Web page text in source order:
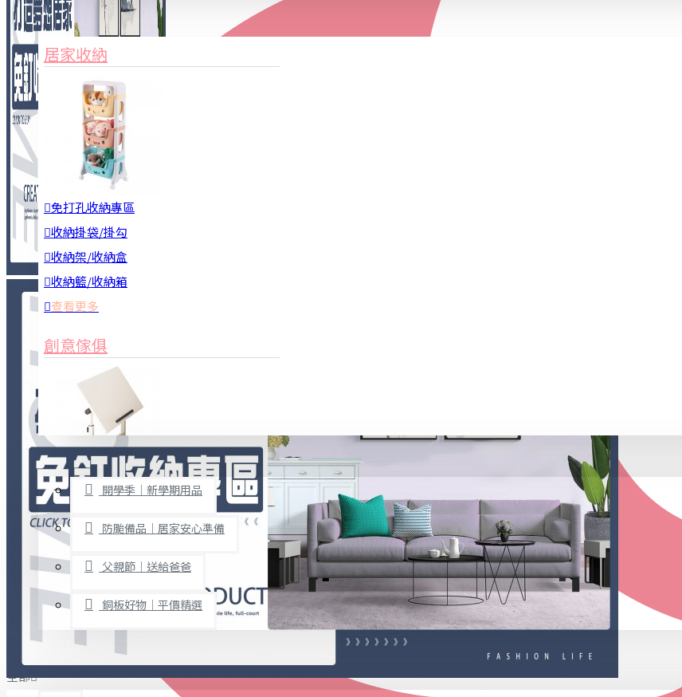
3C周邊
居家安全
居家清潔
查看更多
餐飲廚具
廚房收納
烘焙用具
隨身餐具
查看更多
文具禮品
事務用品
文具收納
家俱&收納
居家收納
免打孔收納專區
收納掛袋/掛勾
收納架/收納盒
收納籃/收納箱
查看更多
創意傢俱
桌子/椅子
置物架/收納櫃
其他
免打孔收納專區
限時促銷
開學季｜新學期用品
防颱備品｜居家安心準備
父親節｜送給爸爸
銅板好物｜平價精選
全部